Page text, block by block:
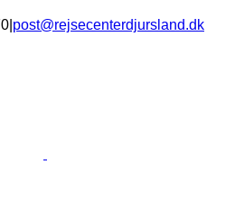
post@rejsecenterdjursland.dk